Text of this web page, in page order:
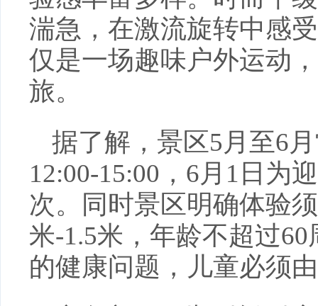
湍急，在激流旋转中感
仅是一场趣味户外运动
旅。
据了解，景区5月至6
12:00-15:00，6月1日为
次。同时景区明确体验
米-1.5米，年龄不超过
的健康问题，儿童必须